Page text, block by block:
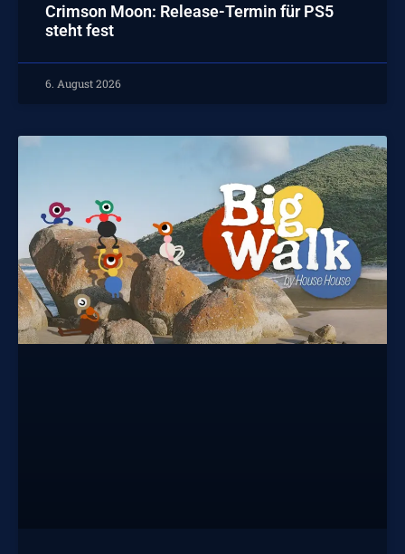
Crimson Moon: Release-Termin für PS5
steht fest
6. August 2026